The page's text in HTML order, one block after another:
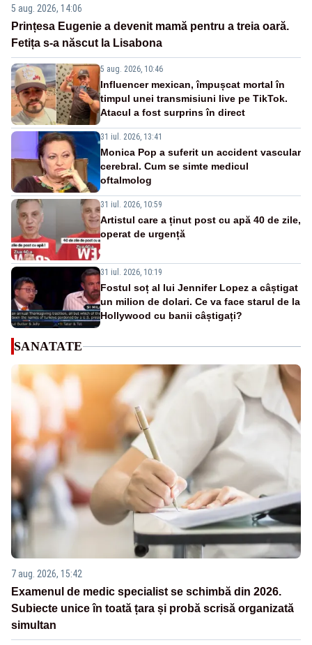
5 aug. 2026, 14:06
Prințesa Eugenie a devenit mamă pentru a treia oară.
Fetița s-a născut la Lisabona
5 aug. 2026, 10:46
Influencer mexican, împușcat mortal în
timpul unei transmisiuni live pe TikTok.
Atacul a fost surprins în direct
31 iul. 2026, 13:41
Monica Pop a suferit un accident vascular
cerebral. Cum se simte medicul
oftalmolog
31 iul. 2026, 10:59
Artistul care a ținut post cu apă 40 de zile,
operat de urgență
31 iul. 2026, 10:19
Fostul soț al lui Jennifer Lopez a câștigat
un milion de dolari. Ce va face starul de la
Hollywood cu banii câștigați?
SANATATE
7 aug. 2026, 15:42
Examenul de medic specialist se schimbă din 2026.
Subiecte unice în toată țara și probă scrisă organizată
simultan